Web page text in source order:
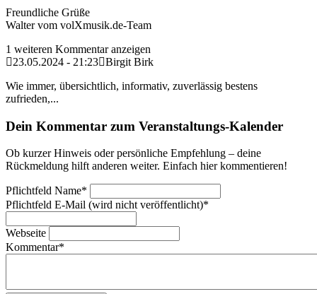
Freundliche Grüße
Walter vom volXmusik.de-Team
1 weiteren Kommentar anzeigen
23.05.2024 - 21:23 Birgit Birk
Wie immer, übersichtlich, informativ, zuverlässig bestens
zufrieden,...
Dein Kommentar zum Veranstaltungs-Kalender
Ob kurzer Hinweis oder persönliche Empfehlung – deine
Rückmeldung hilft anderen weiter. Einfach hier kommentieren!
Pflichtfeld Name*
Pflichtfeld E-Mail (wird nicht veröffentlicht)*
Webseite
Kommentar*